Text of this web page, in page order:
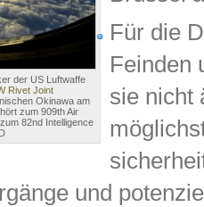
der US Luftwaffe
Rivet Joint
Okinawa am
zum 909th Air
82nd Intelligence
Für die
Feinden
sie nicht
und